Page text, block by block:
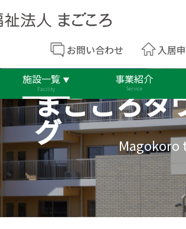
お問い合わせ 入居
施設一覧
Facility
事業紹介
Service
まごころタ
グ Magokoro